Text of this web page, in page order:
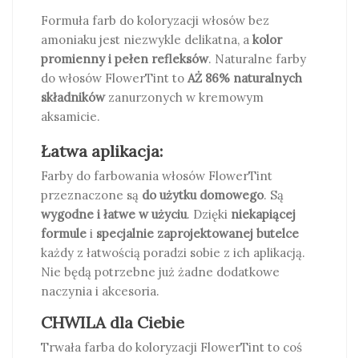
Formuła farb do koloryzacji włosów bez
amoniaku jest niezwykle delikatna, a kolor
promienny i pełen refleksów. Naturalne farby
do włosów FlowerTint to AŻ 86% naturalnych
składnikówzanurzonych w kremowym
aksamicie.
Łatwa aplikacja:
Farby do farbowania włosów FlowerTint
przeznaczone są do użytku domowego. Są
wygodne i łatwe w użyciu. Dzięki niekapiącej
formule i specjalnie zaprojektowanej butelce
każdy z łatwością poradzi sobie z ich aplikacją.
Nie będą potrzebne już żadne dodatkowe
naczynia i akcesoria.
CHWILA dla Ciebie
Trwała farba do koloryzacji FlowerTint to coś